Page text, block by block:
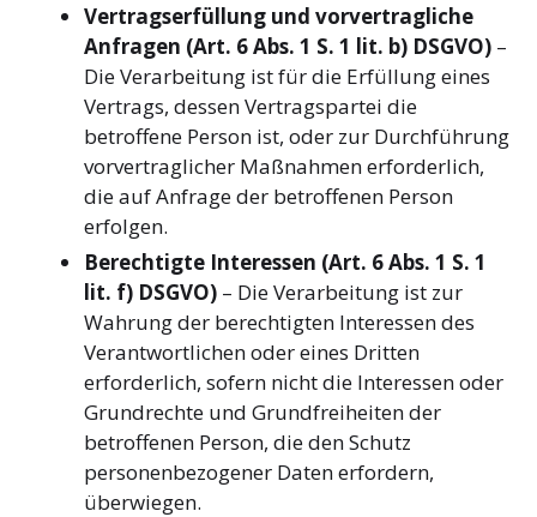
Vertragserfüllung und vorvertragliche
Anfragen (Art. 6 Abs. 1 S. 1 lit. b) DSGVO) –
Die Verarbeitung ist für die Erfüllung eines
Vertrags, dessen Vertragspartei die
betroffene Person ist, oder zur Durchführung
vorvertraglicher Maßnahmen erforderlich,
die auf Anfrage der betroffenen Person
erfolgen.
Berechtigte Interessen (Art. 6 Abs. 1 S. 1
lit. f) DSGVO) – Die Verarbeitung ist zur
Wahrung der berechtigten Interessen des
Verantwortlichen oder eines Dritten
erforderlich, sofern nicht die Interessen oder
Grundrechte und Grundfreiheiten der
betroffenen Person, die den Schutz
personenbezogener Daten erfordern,
überwiegen.